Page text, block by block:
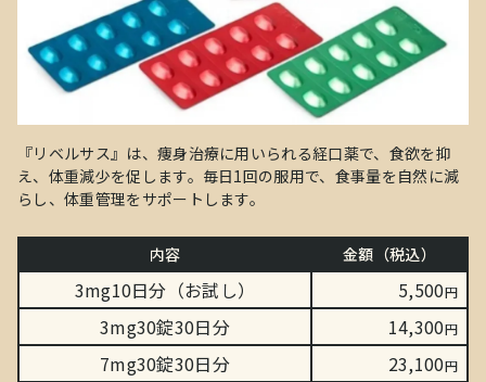
『リベルサス』は、痩身治療に用いられる経口薬で、食欲を抑
え、体重減少を促します。毎日1回の服用で、食事量を自然に減
らし、体重管理をサポートします。
内容 金額（税込）
3mg10日分（お試し） 5,500円
3mg30錠30日分 14,300円
7mg30錠30日分 23,100円